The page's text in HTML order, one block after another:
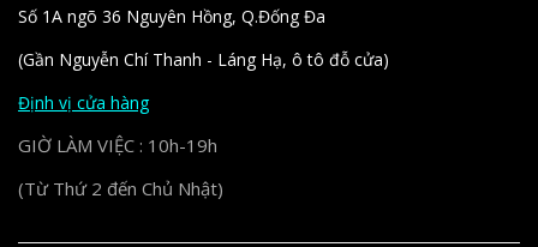
Số 1A ngõ 36 Nguyên Hồng, Q.Đống Đa
(Gần Nguyễn Chí Thanh - Láng Hạ, ô tô đỗ cửa)
Định vị cửa hàng
GIỜ LÀM VIỆC : 10h-19h
(Từ Thứ 2 đến Chủ Nhật)